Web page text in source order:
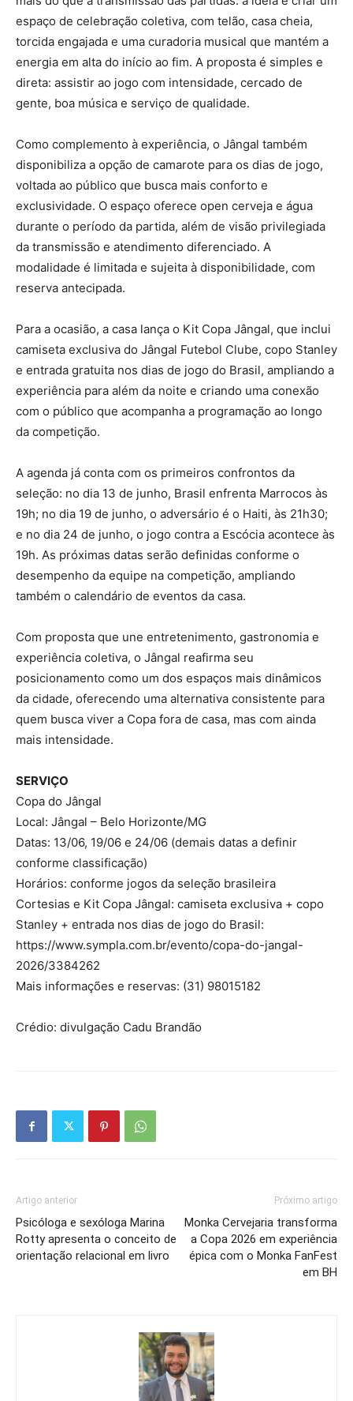
espaço de celebração coletiva, com telão, casa cheia,
torcida engajada e uma curadoria musical que mantém a
energia em alta do início ao fim. A proposta é simples e
direta: assistir ao jogo com intensidade, cercado de
gente, boa música e serviço de qualidade.
Como complemento à experiência, o Jângal também
disponibiliza a opção de camarote para os dias de jogo,
voltada ao público que busca mais conforto e
exclusividade. O espaço oferece open cerveja e água
durante o período da partida, além de visão privilegiada
da transmissão e atendimento diferenciado. A
modalidade é limitada e sujeita à disponibilidade, com
reserva antecipada.
Para a ocasião, a casa lança o Kit Copa Jângal, que inclui
camiseta exclusiva do Jângal Futebol Clube, copo Stanley
e entrada gratuita nos dias de jogo do Brasil, ampliando a
experiência para além da noite e criando uma conexão
com o público que acompanha a programação ao longo
da competição.
A agenda já conta com os primeiros confrontos da
seleção: no dia 13 de junho, Brasil enfrenta Marrocos às
19h; no dia 19 de junho, o adversário é o Haiti, às 21h30;
e no dia 24 de junho, o jogo contra a Escócia acontece às
19h. As próximas datas serão definidas conforme o
desempenho da equipe na competição, ampliando
também o calendário de eventos da casa.
Com proposta que une entretenimento, gastronomia e
experiência coletiva, o Jângal reafirma seu
posicionamento como um dos espaços mais dinâmicos
da cidade, oferecendo uma alternativa consistente para
quem busca viver a Copa fora de casa, mas com ainda
mais intensidade.
SERVIÇO
Copa do Jângal
Local: Jângal – Belo Horizonte/MG
Datas: 13/06, 19/06 e 24/06 (demais datas a definir
conforme classificação)
Horários: conforme jogos da seleção brasileira
Cortesias e Kit Copa Jângal: camiseta exclusiva + copo
Stanley + entrada nos dias de jogo do Brasil:
https://www.sympla.com.br/evento/copa-do-jangal-
2026/3384262
Mais informações e reservas: (31) 98015182
Crédio: divulgação Cadu Brandão
Artigo anterior
Psicóloga e sexóloga Marina
Rotty apresenta o conceito de
orientação relacional em livro
Próximo artigo
Monka Cervejaria transforma
a Copa 2026 em experiência
épica com o Monka FanFest
em BH